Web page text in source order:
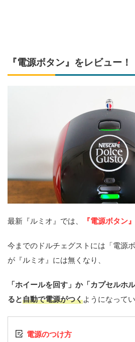
『電源ボタン』をレビュー！
最新『ルミオ』では、 『電源ボタン
今までのドルチェグストには「電源
が『ルミオ』には無くなり、
「ホイールを回す」か「カプセルホ
ると自動で電源がつくようになってい
電源のつけ方